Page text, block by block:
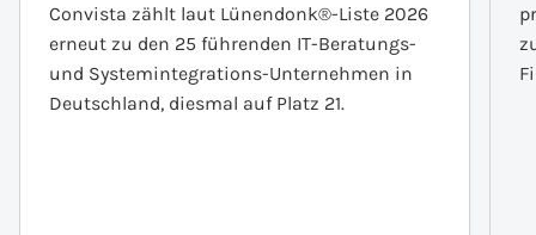
Convista zählt laut Lünendonk®-Liste 2026
erneut zu den 25 führenden IT-Beratungs-
und Systemintegrations-Unternehmen in
Deutschland, diesmal auf Platz 21.